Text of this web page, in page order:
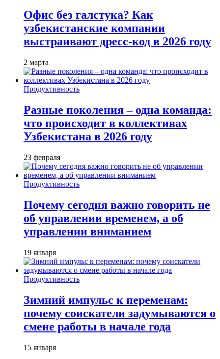
Офис без галстука? Как
узбекистанские компании
выстраивают дресс-код в 2026 году
2 марта
Продуктивность
Разные поколения – одна команда:
что происходит в коллективах
Узбекистана в 2026 году
23 февраля
Продуктивность
Почему сегодня важно говорить не
об управлении временем, а об
управлении вниманием
19 января
Продуктивность
Зимний импульс к переменам:
почему соискатели задумываются о
смене работы в начале года
15 января